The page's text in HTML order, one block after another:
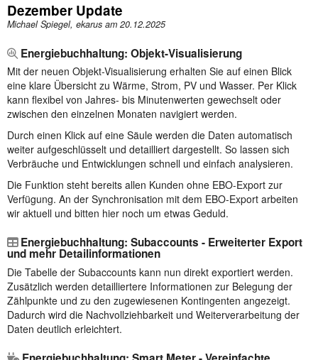
Dezember Update
Michael Spiegel, ekarus am 20.12.2025
Energiebuchhaltung: Objekt-Visualisierung
Mit der neuen Objekt-Visualisierung erhalten Sie auf einen Blick
eine klare Übersicht zu Wärme, Strom, PV und Wasser. Per Klick
kann flexibel von Jahres- bis Minutenwerten gewechselt oder
zwischen den einzelnen Monaten navigiert werden.
Durch einen Klick auf eine Säule werden die Daten automatisch
weiter aufgeschlüsselt und detailliert dargestellt. So lassen sich
Verbräuche und Entwicklungen schnell und einfach analysieren.
Die Funktion steht bereits allen Kunden ohne EBO-Export zur
Verfügung. An der Synchronisation mit dem EBO-Export arbeiten
wir aktuell und bitten hier noch um etwas Geduld.
Energiebuchhaltung: Subaccounts - Erweiterter Export
und mehr Detailinformationen
Die Tabelle der Subaccounts kann nun direkt exportiert werden.
Zusätzlich werden detailliertere Informationen zur Belegung der
Zählpunkte und zu den zugewiesenen Kontingenten angezeigt.
Dadurch wird die Nachvollziehbarkeit und Weiterverarbeitung der
Daten deutlich erleichtert.